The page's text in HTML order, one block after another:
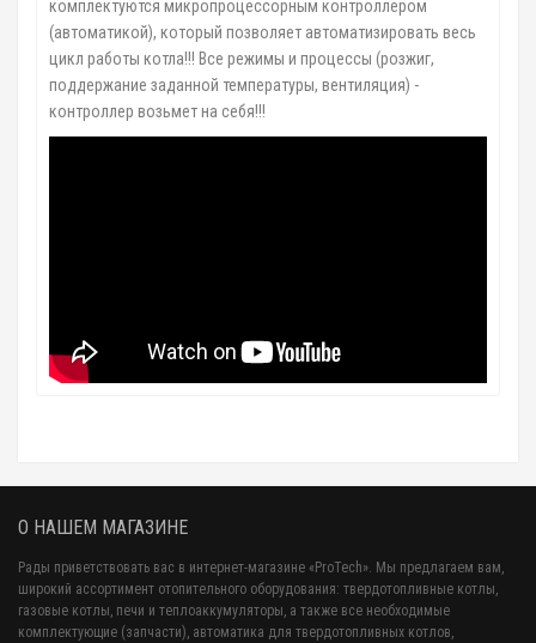
комплектуются микропроцессорным контроллером
(автоматикой), который позволяет автоматизировать весь
цикл работы котла!!! Все режимы и процессы (розжиг,
поддержание заданной температуры, вентиляция) -
контроллер возьмет на себя!!!
О НАШЕМ МАГАЗИНЕ
Рады приветствовать вас в интернет-магазине «ProTech». Мы предлагаем вам,
широкий ассортимент отопительного оборудования: твердотопливные котлы,
газовые котлы, печи и теплоаккумуляторы, а также все необходимые
комплектующие (запчасти), автоматика для твердотопливных котлов,